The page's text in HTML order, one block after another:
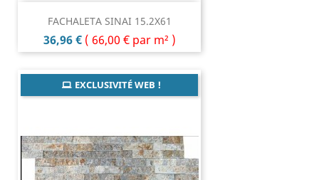
FACHALETA SINAI 15.2X61
Prix
36,96 € ( 66,00 € par m² )
EXCLUSIVITÉ WEB !